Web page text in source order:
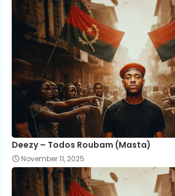
Deezy – Todos Roubam (Masta)
November 11, 2025